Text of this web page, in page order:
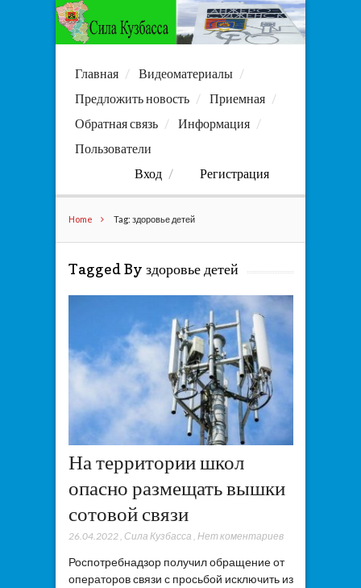
Главная
Видеоматериалы
Предложить новость
Приемная
Обратная связь
Информация
Пользователи
Вход
Регистрация
Home Tag: здоровье детей
Tagged By здоровье детей
На территории школ
опасно размещать вышки
сотовой связи
26.04.2022, Сила Кузбасса Нет коментариев
Роспотребнадзор получил обращение от
операторов связи с просьбой исключить из